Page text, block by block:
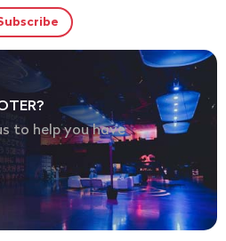
to help you have